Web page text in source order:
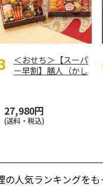
＜おせち＞【スーパ
ー早割】膳人（かし
27,980円
(送料・税込)
の人気ランキングを